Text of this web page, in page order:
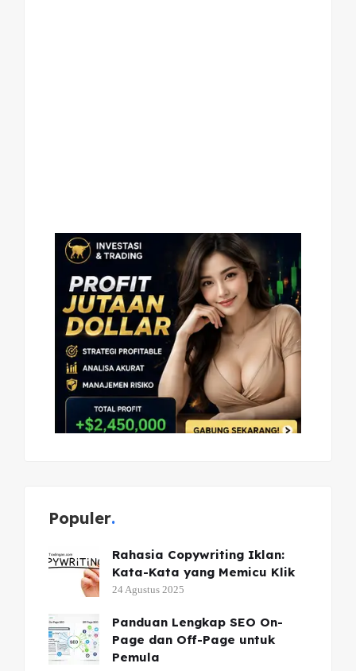
Populer
Rahasia Copywriting Iklan:
Kata-Kata yang Memicu Klik
24 Agustus 2025
Panduan Lengkap SEO On-
Page dan Off-Page untuk
Pemula